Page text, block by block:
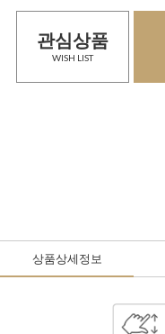
관심상품
WISH LIST
상품상세정보